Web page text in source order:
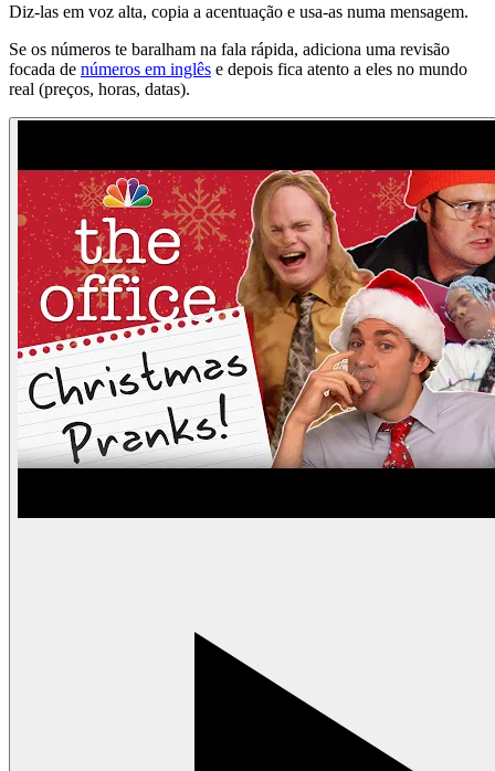
Diz-las em voz alta, copia a acentuação e usa-as numa mensagem.
Se os números te baralham na fala rápida, adiciona uma revisão
focada de números em inglês e depois fica atento a eles no mundo
real (preços, horas, datas).